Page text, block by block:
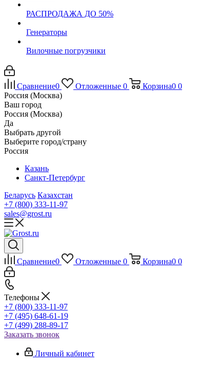
РАСПРОДАЖА ДО 50%
Генераторы
Вилочные погрузчики
Сравнение0 Отложенные 0 Корзина0 0
Россия (Москва)
Ваш город
Россия (Москва)
Да
Выбрать другой
Выберите город/страну
Россия
Казань
Санкт-Петербург
Беларусь Казахстан
+7 (800) 333-11-97
sales@grost.ru
Сравнение0 Отложенные 0 Корзина0 0
Телефоны
+7 (800) 333-11-97
+7 (495) 648-61-19
+7 (499) 288-89-17
Заказать звонок
Личный кабинет